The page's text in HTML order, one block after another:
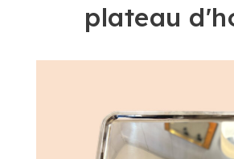
plateau